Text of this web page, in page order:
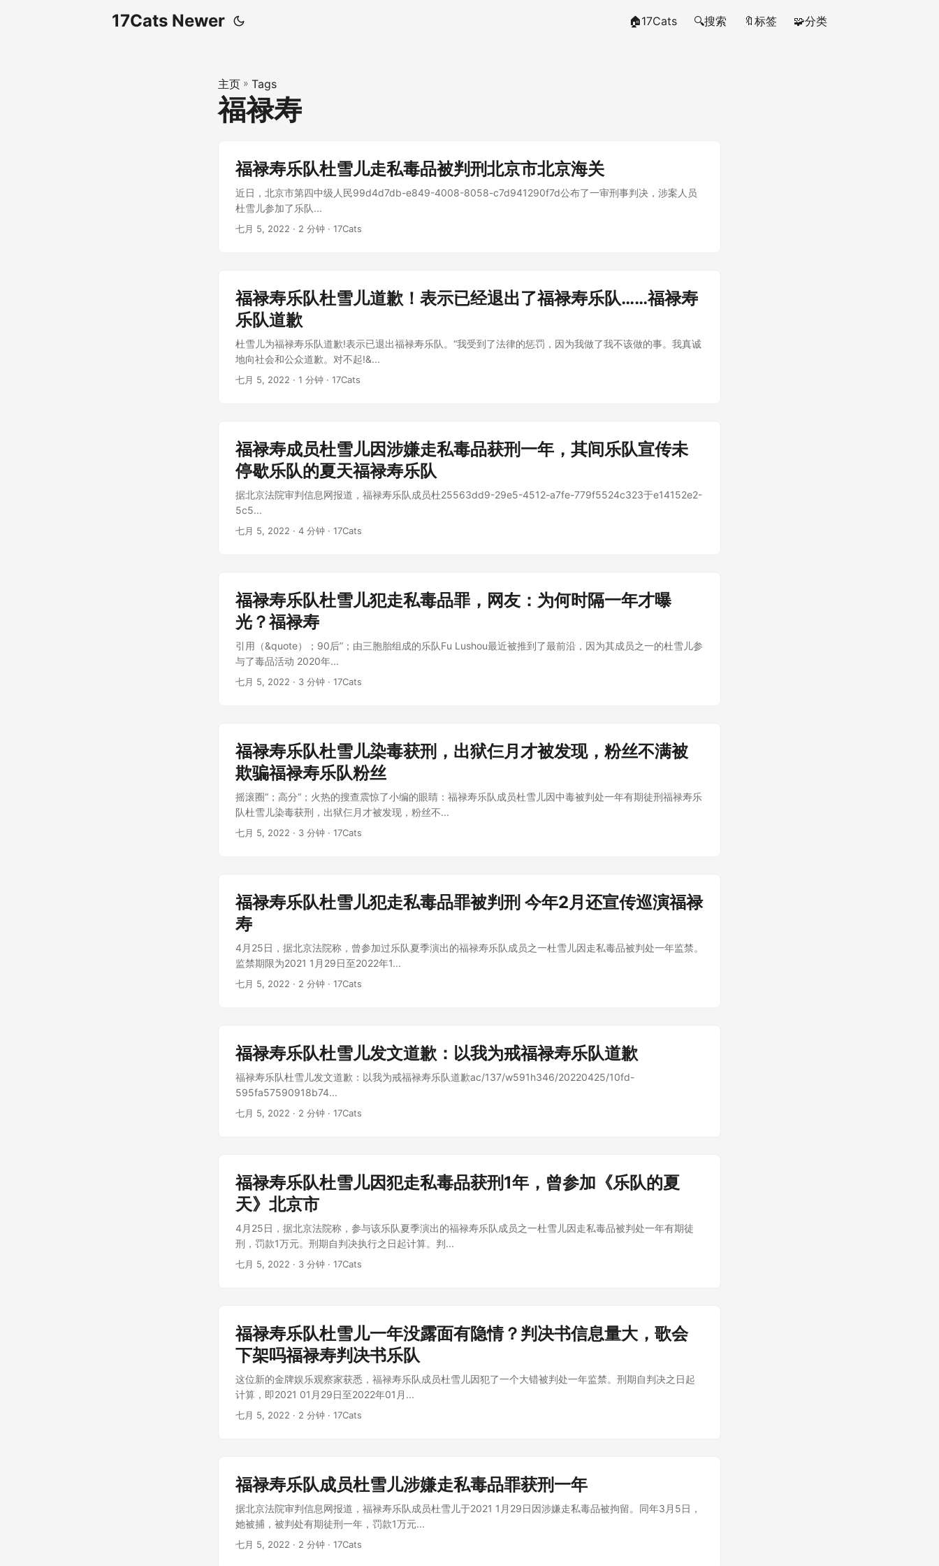
17Cats Newer 🏠17Cats 🔍搜索 🔖标签 🧩分类
主页 » Tags
福禄寿
福禄寿乐队杜雪儿走私毒品被判刑北京市北京海关
近日，北京市第四中级人民99d4d7db-e849-4008-8058-c7d941290f7d公布了一审刑事判决，涉案人员
杜雪儿参加了乐队...
七月 5, 2022 · 2 分钟 · 17Cats
福禄寿乐队杜雪儿道歉！表示已经退出了福禄寿乐队……福禄寿
乐队道歉
杜雪儿为福禄寿乐队道歉!表示已退出福禄寿乐队。“我受到了法律的惩罚，因为我做了我不该做的事。我真诚
地向社会和公众道歉。对不起!&...
七月 5, 2022 · 1 分钟 · 17Cats
福禄寿成员杜雪儿因涉嫌走私毒品获刑一年，其间乐队宣传未
停歇乐队的夏天福禄寿乐队
据北京法院审判信息网报道，福禄寿乐队成员杜25563dd9-29e5-4512-a7fe-779f5524c323于e14152e2-
5c5...
七月 5, 2022 · 4 分钟 · 17Cats
福禄寿乐队杜雪儿犯走私毒品罪，网友：为何时隔一年才曝
光？福禄寿
引用（&quote）；90后”；由三胞胎组成的乐队Fu Lushou最近被推到了最前沿，因为其成员之一的杜雪儿参
与了毒品活动 2020年...
七月 5, 2022 · 3 分钟 · 17Cats
福禄寿乐队杜雪儿染毒获刑，出狱仨月才被发现，粉丝不满被
欺骗福禄寿乐队粉丝
摇滚圈“；高分“；火热的搜查震惊了小编的眼睛：福禄寿乐队成员杜雪儿因中毒被判处一年有期徒刑福禄寿乐
队杜雪儿染毒获刑，出狱仨月才被发现，粉丝不...
七月 5, 2022 · 3 分钟 · 17Cats
福禄寿乐队杜雪儿犯走私毒品罪被判刑 今年2月还宣传巡演福禄
寿
4月25日，据北京法院称，曾参加过乐队夏季演出的福禄寿乐队成员之一杜雪儿因走私毒品被判处一年监禁。
监禁期限为2021 1月29日至2022年1...
七月 5, 2022 · 2 分钟 · 17Cats
福禄寿乐队杜雪儿发文道歉：以我为戒福禄寿乐队道歉
福禄寿乐队杜雪儿发文道歉：以我为戒福禄寿乐队道歉ac/137/w591h346/20220425/10fd-
595fa57590918b74...
七月 5, 2022 · 2 分钟 · 17Cats
福禄寿乐队杜雪儿因犯走私毒品获刑1年，曾参加《乐队的夏
天》北京市
4月25日，据北京法院称，参与该乐队夏季演出的福禄寿乐队成员之一杜雪儿因走私毒品被判处一年有期徒
刑，罚款1万元。刑期自判决执行之日起计算。判...
七月 5, 2022 · 3 分钟 · 17Cats
福禄寿乐队杜雪儿一年没露面有隐情？判决书信息量大，歌会
下架吗福禄寿判决书乐队
这位新的金牌娱乐观察家获悉，福禄寿乐队成员杜雪儿因犯了一个大错被判处一年监禁。刑期自判决之日起
计算，即2021 01月29日至2022年01月...
七月 5, 2022 · 2 分钟 · 17Cats
福禄寿乐队成员杜雪儿涉嫌走私毒品罪获刑一年
据北京法院审判信息网报道，福禄寿乐队成员杜雪儿于2021 1月29日因涉嫌走私毒品被拘留。同年3月5日，
她被捕，被判处有期徒刑一年，罚款1万元...
七月 5, 2022 · 2 分钟 · 17Cats